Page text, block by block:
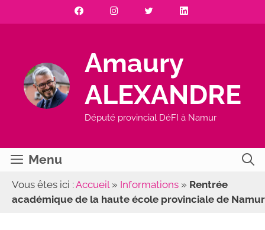
au
Amaury
ALEXANDRE
Député provincial DéFI à Namur
Menu
Vous êtes ici : Accueil» Informations » Rentrée
académique de la haute école provinciale de Namur